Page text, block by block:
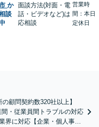
か
談
面談方法(対面・電
話・ビデオなど)は
応相談
営業時
間：本日
定休日
顧問契約数320社以上】
・従業員間トラブルの対応
界に対応【企業・個人事業